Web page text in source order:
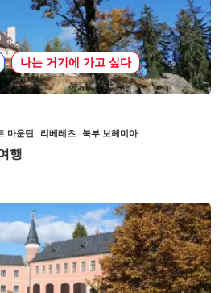
나는 거기에 가고 싶다
마운틴 리베레츠 북부 보헤미아
행